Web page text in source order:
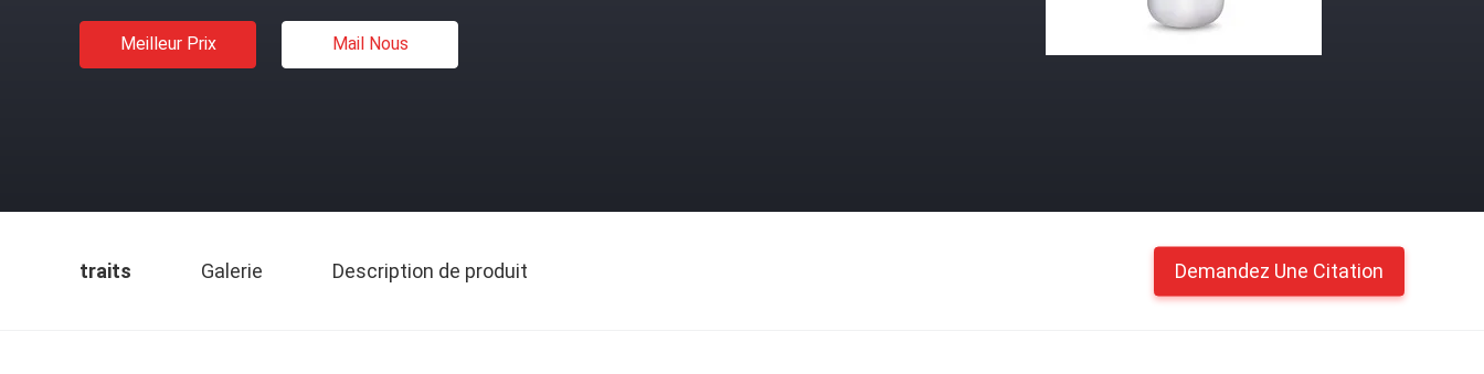
Meilleur Prix Mail Nous
traits Galerie Description de produit Demandez Une Citation